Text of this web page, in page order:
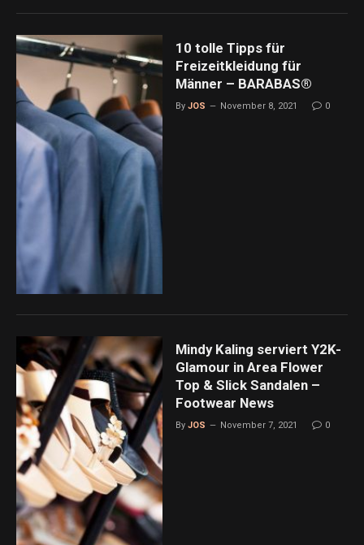
10 tolle Tipps für
Freizeitkleidung für
Männer – BARABAS®
By JOS November 8, 2021 0
Mindy Kaling serviert Y2K-
Glamour in Area Flower
Top & Slick Sandalen –
Footwear News
By JOS November 7, 2021 0